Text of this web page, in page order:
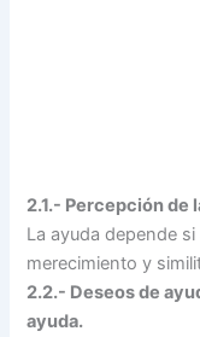
2.1.- Percepción de
La ayuda depende
merecimiento y
2.2.- Deseos de
ayuda.